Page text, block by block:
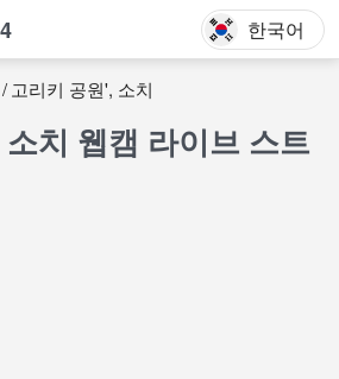
한국어
고리키 공원', 소치
치 웹캠 라이브 스트